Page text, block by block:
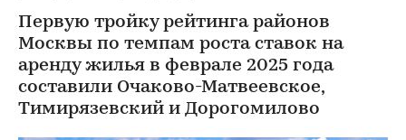
Первую тройку рейтинга районов
Москвы по темпам роста ставок на
аренду жилья в феврале 2025 года
составили Очаково-Матвеевское,
Тимирязевский и Дорогомилово